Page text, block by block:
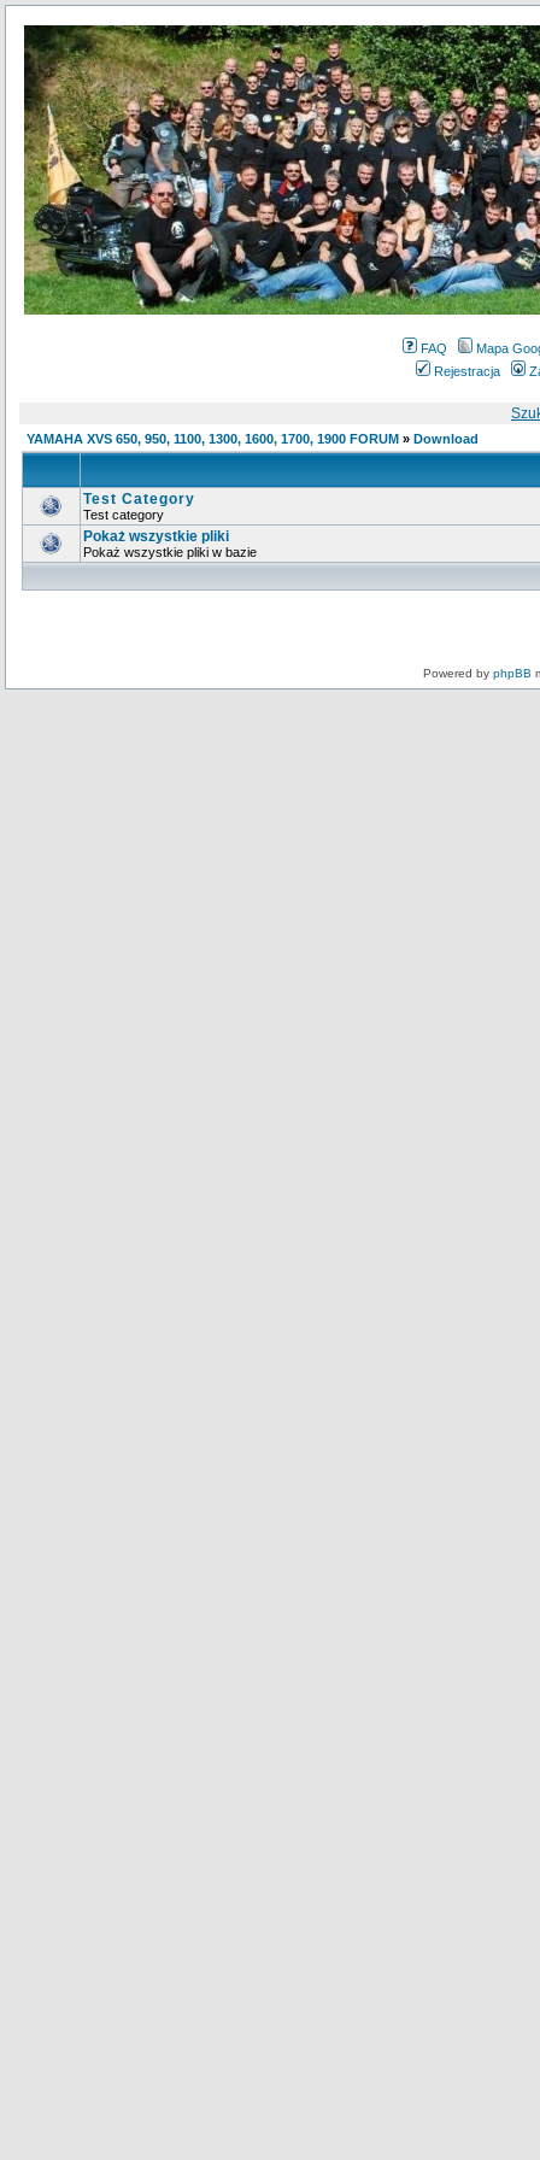
FAQ
Mapa
Rejestracja
YAMAHA XVS 650, 950, 1100, 1300, 1600, 1700, 1900 FORUM » Download
Test Category
Test category
Pokaż wszystkie pliki
Pokaż wszystkie pliki w bazie
Powered by phpBB